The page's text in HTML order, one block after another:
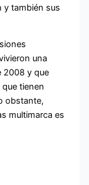
y también sus
una
2008 y que
tienen
obstante,
multimarca es